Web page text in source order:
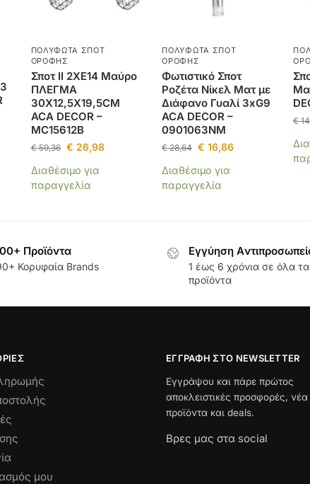
ΠΟΛΎΦΩΤΑ ΣΠΟΤ
ΟΡΟΦΉΣ
Σποτ II 2XE14 Μαύρο
ΠΛΕΓΜΑ
30X12,5X19,5CM
ACA DECOR –
MC15612B
€59,36 € 26,98
Διαθέσιμο για
παραγγελία
ΠΟΛΎΦΩΤΑ ΣΠΟΤ
ΟΡΟΦΉΣ
Φωτιστικό Σποτ
Ροζέτα Νίκελ Ματ με
Διάφανο Γυαλί 3xG9
ACA DECOR –
0901063NM
€28,64 € 16,86
Διαθέσιμο για
παραγγελία
€
Προϊόντα
Κορυφαία Brands
Εγγύηση
1 έως 6 χρόνια σε όλα τα
προϊόντα
μου
ΕΓΓΡΑΦΉ ΣΤΟ NEWSLETTER
Εγγράψου και πάρε πρώτος
αποκλειστικές προσφορές, νέα
προϊόντα και deals.
Βρες μας στα social